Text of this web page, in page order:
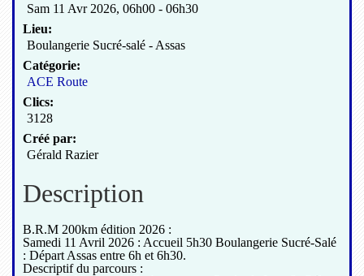
Sam 11 Avr 2026, 06h00 - 06h30
Lieu:
Boulangerie Sucré-salé - Assas
Catégorie:
ACE Route
Clics:
3128
Créé par:
Gérald Razier
Description
B.R.M 200km édition 2026 :
Samedi 11 Avril 2026 : Accueil 5h30 Boulangerie Sucré-Salé
: Départ Assas entre 6h et 6h30.
Descriptif du parcours :